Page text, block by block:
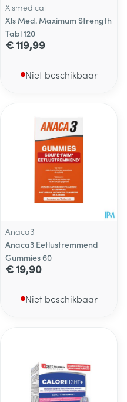
Xlsmedical
Xls Med. Maximum Strength
Tabl 120
€ 119,99
Niet beschikbaar
Anaca3
Anaca3 Eetlustremmend
Gummies 60
€ 19,90
Niet beschikbaar